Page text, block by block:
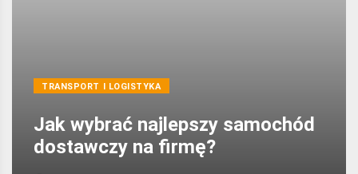
TRANSPORT I LOGISTYKA
Jak wybrać najlepszy samochód
dostawczy na firmę?